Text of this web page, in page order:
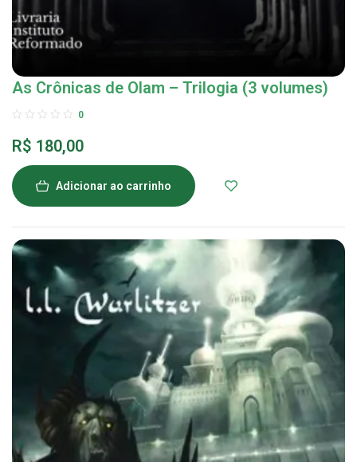
As Crônicas de Olam – Trilogia (3 volumes)
0
R$ 180,00
Adicionar ao carrinho